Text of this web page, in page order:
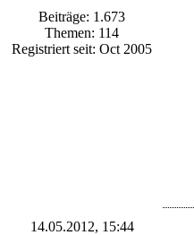
Beiträge: 1.673
Themen: 114
Registriert seit: Oct 2005
14.05.2012, 15:44